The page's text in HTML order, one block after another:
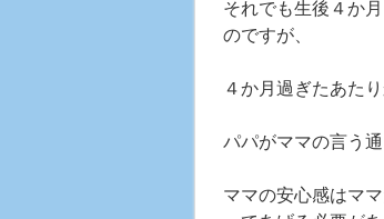
それでも生後４か
のですが、
４か月過ぎたあた
パパがママの言う
ママの安心感はマ